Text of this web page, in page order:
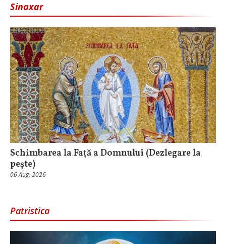
Sinaxar
Schimbarea la Faţă a Domnului (Dezlegare la
peşte)
06 Aug, 2026
Patristica